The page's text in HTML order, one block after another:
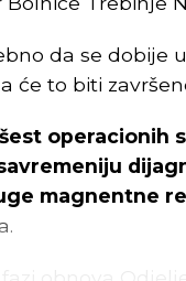
da se dobije
će to biti
operacionih
magnentne